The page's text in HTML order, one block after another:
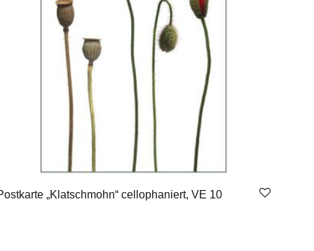
„Klatschmohn“ cellophaniert, VE 10